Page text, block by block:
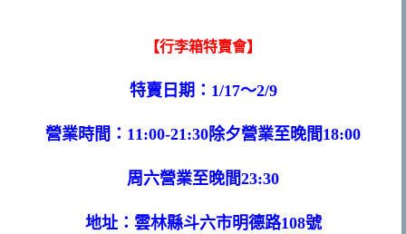
【行李箱特賣會】
特賣日期：1/17～2/9
營業時間：11:00-21:30除夕營業至晚間18:00
周六營業至晚間23:30
地址：雲林縣斗六市明德路108號